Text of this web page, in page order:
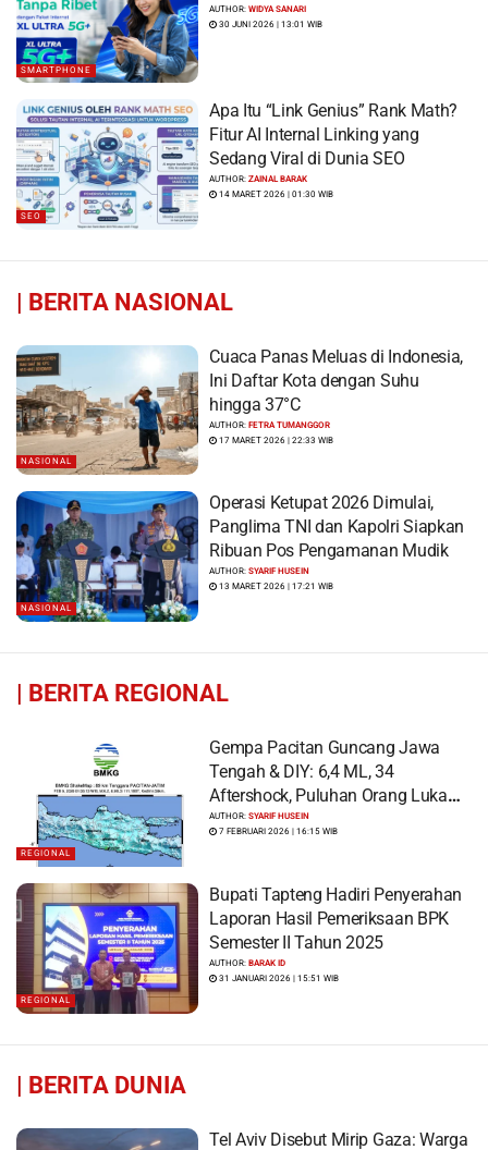
SMARTPHONE
AUTHOR:WIDYA SANARI
30 JUNI 2026 | 13:01 WIB
SEO
Apa Itu “Link Genius” Rank Math?
Fitur AI Internal Linking yang
Sedang Viral di Dunia SEO
AUTHOR:ZAINAL BARAK
14 MARET 2026 | 01:30 WIB
| BERITA NASIONAL
NASIONAL
Cuaca Panas Meluas di Indonesia,
Ini Daftar Kota dengan Suhu
hingga 37°C
AUTHOR:FETRA TUMANGGOR
17 MARET 2026 | 22:33 WIB
NASIONAL
Operasi Ketupat 2026 Dimulai,
Panglima TNI dan Kapolri Siapkan
Ribuan Pos Pengamanan Mudik
AUTHOR:SYARIF HUSEIN
13 MARET 2026 | 17:21 WIB
BERITA REGIONAL
REGIONAL
Gempa Pacitan Guncang Jawa
Tengah & DIY: 6,4 ML, 34
Aftershock, Puluhan Orang Luka
dan Ratusan Bangunan Rusak
AUTHOR:SYARIF HUSEIN
7 FEBRUARI 2026 | 16:15 WIB
REGIONAL
Bupati Tapteng Hadiri Penyerahan
Laporan Hasil Pemeriksaan BPK
Semester II Tahun 2025
AUTHOR:BARAK ID
31 JANUARI 2026 | 15:51 WIB
BERITA DUNIA
Tel Aviv Disebut Mirip Gaza: Warga